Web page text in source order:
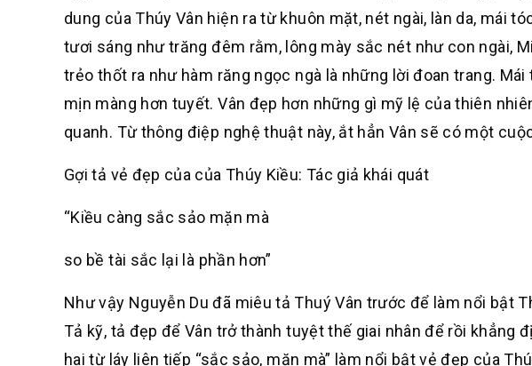
dung của Thúy Vân hiện ra từ khuôn mặt, nét ngài, làn da, mái
tươi sáng như trăng đêm rằm, lông mày sắc nét như con ngài,
trẻo thốt ra như hàm răng ngọc ngà là những lời đoan trang.
mịn màng hơn tuyết. Vân đẹp hơn những gì mỹ lệ của thiên
quanh. Từ thông điệp nghệ thuật này, ắt hẳn Vân sẽ có một
Gợi tả vẻ đẹp của của Thúy Kiều: Tác giả khái quát
“Kiều càng sắc sảo mặn mà
so bề tài sắc lại là phần hơn”
Như vậy Nguyễn Du đã miêu tả Thuý Vân trước để làm nổi bật
Tả kỹ, tả đẹp để Vân trở thành tuyệt thế giai nhân để rồi khẳng
hai từ láy liên tiếp “sắc sảo, mặn mà” làm nổi bật vẻ đẹp của